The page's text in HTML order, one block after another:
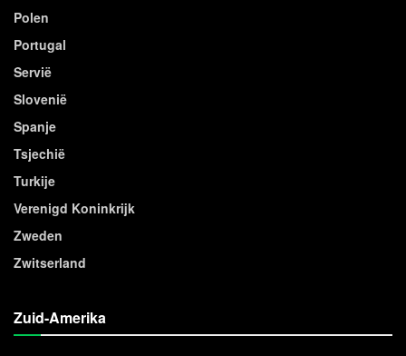
Polen
Portugal
Servië
Slovenië
Spanje
Tsjechië
Turkije
Verenigd Koninkrijk
Zweden
Zwitserland
Zuid-Amerika